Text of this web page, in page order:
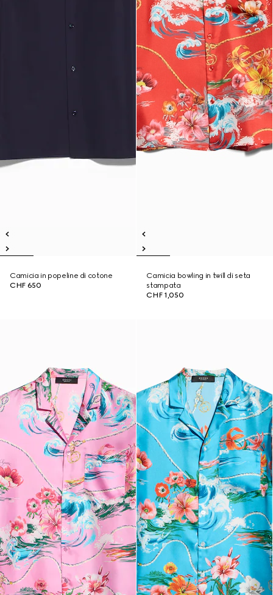
Camicia in popeline di cotone
CHF 650
Camicia bowling in twill di seta
stampata
CHF 1,050